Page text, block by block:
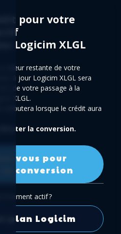
pour votre
Logicim XLGL
valeur restante de votre
à jour Logicim XLGL sera
de votre passage à la
XLGL.
débutera lorsque le crédit aura
la conversion.
vous pour
la conversion
actif ?
plan Logicim